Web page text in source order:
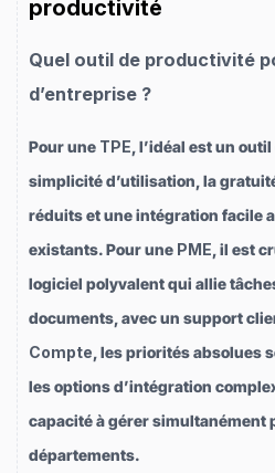
productivité
Quel outil de productivité
d’entreprise ?
Pour une TPE, l’idéal est un
simplicité d’utilisation, la
réduits et une intégration facile
existants. Pour une PME, il est
logiciel polyvalent qui allie
documents, avec un support
Compte, les priorités absolues
les options d’intégration
capacité à gérer simultanément
départements.